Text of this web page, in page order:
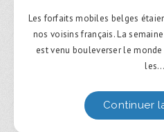
Les forfaits mobiles belges
nos voisins français. La
est venu bouleverser le
les…
Continuer